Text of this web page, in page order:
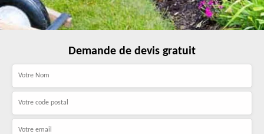
Demande de devis gratuit